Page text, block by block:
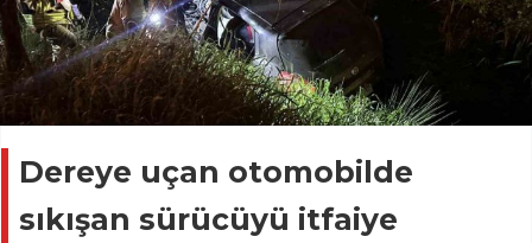
Dereye uçan otomobilde
sıkışan sürücüyü itfaiye